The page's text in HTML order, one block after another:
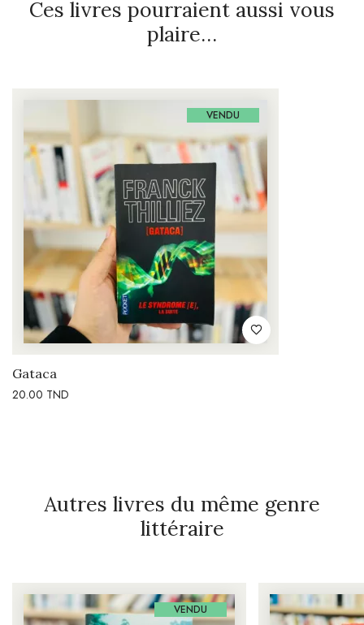
Ces livres pourraient aussi vous
plaire…
VENDU
Gataca
20.00 TND
Autres livres du même genre
littéraire
VENDU